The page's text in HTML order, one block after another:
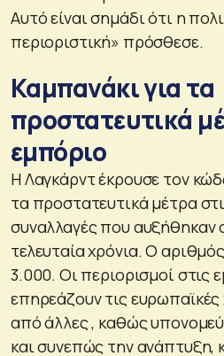
Αυτό είναι σημάδι ότι η
περιοριστική» πρόσθεσε.
Καμπανάκι για τα
προστατευτικά
εμπόριο
Η Λαγκάρντ έκρουσε τον
τα προστατευτικά μέτρα
συναλλαγές που αυξήθηκαν
τελευταία χρόνια. Ο
3.000. Οι περιορισμοί στις
επηρεάζουν τις
από άλλες , καθώς
και συνεπώς την ανάπτυξη,